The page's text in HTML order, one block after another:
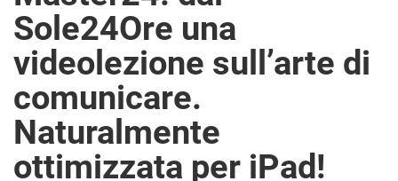
Sole24Ore una
videolezione sull’arte di
comunicare.
Naturalmente
ottimizzata per iPad!